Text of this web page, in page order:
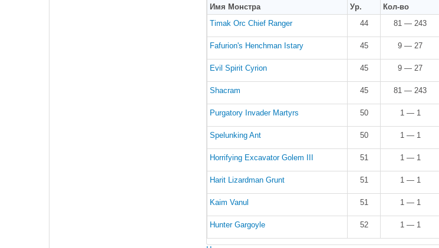
Имя Монстра Ур. Кол-во
Timak Orc Chief Ranger
44 81 — 243
Fafurion's Henchman Istary 45 9 — 27
Evil Spirit Cyrion 45 9 — 27
Shacram 45 81 — 243
Purgatory Invader Martyrs 50 1 — 1
Spelunking Ant 50 1 — 1
Horrifying Excavator Golem III 51 1 — 1
Harit Lizardman Grunt 51 1 — 1
Kaim Vanul 51 1 — 1
Hunter Gargoyle 52 1 — 1